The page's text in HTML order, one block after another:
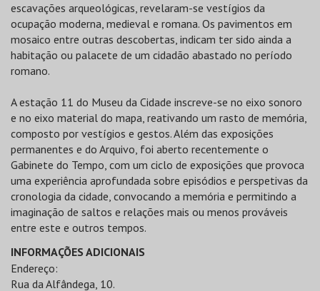
escavações arqueológicas, revelaram-se vestígios da
ocupação moderna, medieval e romana. Os pavimentos em
mosaico entre outras descobertas, indicam ter sido ainda a
habitação ou palacete de um cidadão abastado no período
romano.
A estação 11 do Museu da Cidade inscreve-se no eixo sonoro
e no eixo material do mapa, reativando um rasto de memória,
composto por vestígios e gestos. Além das exposições
permanentes e do Arquivo, foi aberto recentemente o
Gabinete do Tempo, com um ciclo de exposições que provoca
uma experiência aprofundada sobre episódios e perspetivas da
cronologia da cidade, convocando a memória e permitindo a
imaginação de saltos e relações mais ou menos prováveis
entre este e outros tempos.
INFORMAÇÕES ADICIONAIS
Endereço:
Rua da Alfândega, 10.